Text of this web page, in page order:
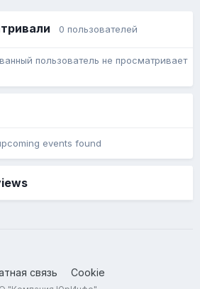
0 пользователей
пользователь не просматривает
events found
связь Cookie